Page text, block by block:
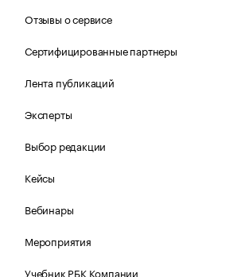
Отзывы о сервисе
Сертифицированные партнеры
Лента публикаций
Эксперты
Выбор редакции
Кейсы
Вебинары
Мероприятия
Учебник РБК Компании